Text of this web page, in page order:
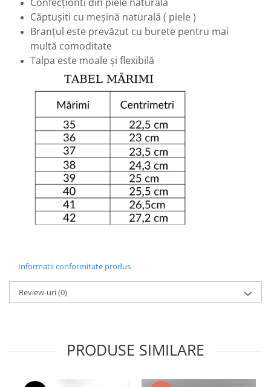
Căptușiti cu meșină naturală ( piele )
Branțul este prevăzut cu burete pentru mai
multă comoditate
Talpa este moale și flexibilă
Informatii conformitate produs
Review-uri(0)
PRODUSE SIMILARE